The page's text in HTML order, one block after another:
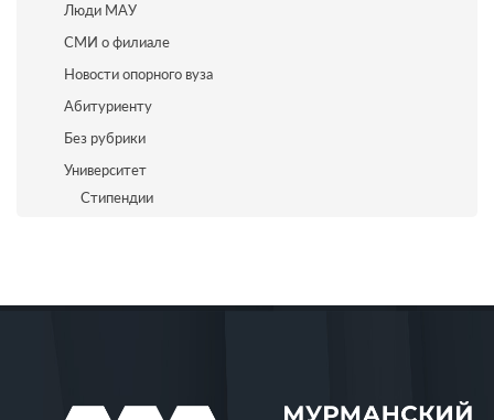
Люди МАУ
СМИ о филиале
Новости опорного вуза
Абитуриенту
Без рубрики
Университет
Стипендии